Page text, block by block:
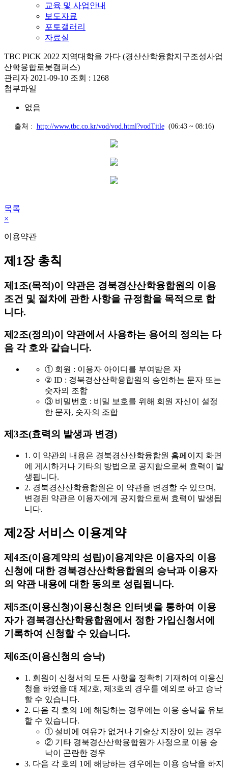
교육 및 사업안내
보도자료
포토갤러리
자료실
TBC PICK 2022 지역대학을 가다 (경산산학융합지구조성사업
산학융합로봇캠퍼스)
관리자 2021-09-10 조회 : 1268
첨부파일
없음
출처 : http://www.tbc.co.kr/vod/vod.html?vodTitle(06:43 ~ 08:16)
목록
×
이용약관
제1장 총칙
제1조(목적)이 약관은 경북경산산학융합원의 이용
조건 및 절차에 관한 사항을 규정함을 목적으로 합
니다.
제2조(정의)이 약관에서 사용하는 용어의 정의는 다
음 각 호와 같습니다.
① 회원 : 이용자 아이디를 부여받은 자
② ID : 경북경산산학융합원의 승인하는 문자 또는
숫자의 조합
③ 비밀번호 : 비밀 보호를 위해 회원 자신이 설정
한 문자, 숫자의 조합
제3조(효력의 발생과 변경)
1. 이 약관의 내용은 경북경산산학융합원 홈페이지 화면
에 게시하거나 기타의 방법으로 공지함으로써 효력이 발
생됩니다.
2. 경북경산산학융합원은 이 약관을 변경할 수 있으며,
변경된 약관은 이용자에게 공지함으로써 효력이 발생됩
니다.
제2장 서비스 이용계약
제4조(이용계약의 성립)이용계약은 이용자의 이용
신청에 대한 경북경산산학융합원의 승낙과 이용자
의 약관 내용에 대한 동의로 성립됩니다.
제5조(이용신청)이용신청은 인터넷을 통하여 이용
자가 경북경산산학융합원에서 정한 가입신청서에
기록하여 신청할 수 있습니다.
제6조(이용신청의 승낙)
1. 회원이 신청서의 모든 사항을 정확히 기재하여 이용신
청을 하였을 때 제2호, 제3호의 경우를 예외로 하고 승낙
할 수 있습니다.
2. 다음 각 호의 1에 해당하는 경우에는 이용 승낙을 유보
할 수 있습니다.
① 설비에 여유가 없거나 기술상 지장이 있는 경우
② 기타 경북경산산학융합원가 사정으로 이용 승
낙이 곤란한 경우
3. 다음 각 호의 1에 해당하는 경우에는 이용 승낙을 하지